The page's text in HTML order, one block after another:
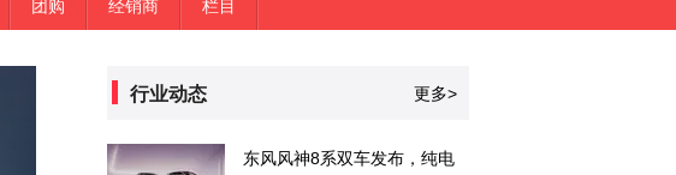
团购 经销商 栏目
行业动态 更多>
东风风神8系双车发布，纯电